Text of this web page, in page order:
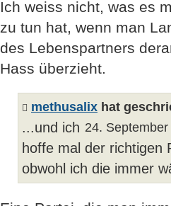
Ich weiss nicht, was es
zu tun hat, wenn man
des Lebenspartners
Hass überzieht.
methusalix hat
24.
...und ich
hoffe mal der richtigen
obwohl ich die immer